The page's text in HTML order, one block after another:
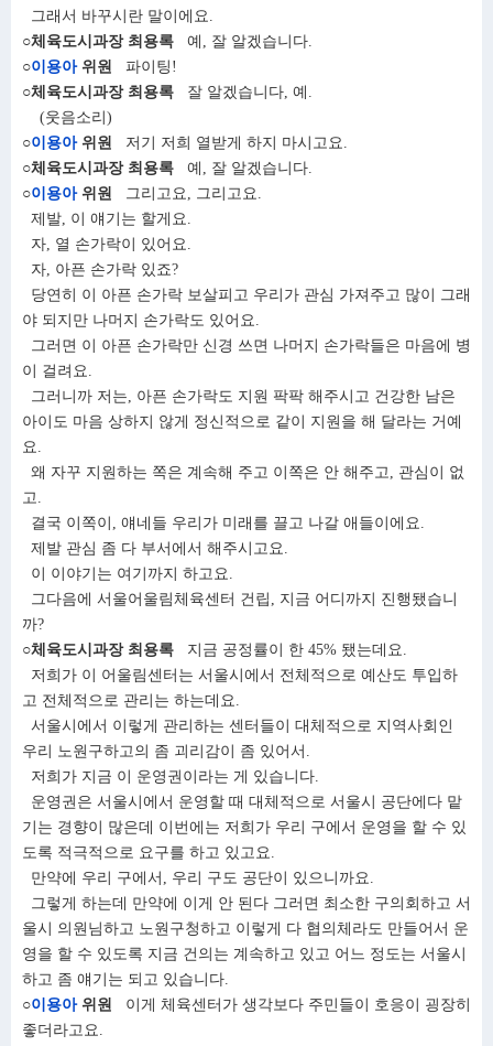
그래서 바꾸시란 말이에요.
○체육도시과장 최용록 예, 잘 알겠습니다.
○이용아위원
파이팅!
○체육도시과장 최용록 잘 알겠습니다, 예.
(웃음소리)
○이용아위원
저기 저희 열받게 하지 마시고요.
○체육도시과장 최용록 예, 잘 알겠습니다.
○이용아위원
그리고요, 그리고요.
제발, 이 얘기는 할게요.
자, 열 손가락이 있어요.
자, 아픈 손가락 있죠?
당연히 이 아픈 손가락 보살피고 우리가 관심 가져주고 많이 그래
야 되지만 나머지 손가락도 있어요.
그러면 이 아픈 손가락만 신경 쓰면 나머지 손가락들은 마음에 병
이 걸려요.
그러니까 저는, 아픈 손가락도 지원 팍팍 해주시고 건강한 남은
아이도 마음 상하지 않게 정신적으로 같이 지원을 해 달라는 거예
요.
왜 자꾸 지원하는 쪽은 계속해 주고 이쪽은 안 해주고, 관심이 없
고.
결국 이쪽이, 얘네들 우리가 미래를 끌고 나갈 애들이에요.
제발 관심 좀 다 부서에서 해주시고요.
이 이야기는 여기까지 하고요.
그다음에 서울어울림체육센터 건립, 지금 어디까지 진행됐습니
까?
○체육도시과장 최용록 지금 공정률이 한 45% 됐는데요.
저희가 이 어울림센터는 서울시에서 전체적으로 예산도 투입하
고 전체적으로 관리는 하는데요.
서울시에서 이렇게 관리하는 센터들이 대체적으로 지역사회인
우리 노원구하고의 좀 괴리감이 좀 있어서.
저희가 지금 이 운영권이라는 게 있습니다.
운영권은 서울시에서 운영할 때 대체적으로 서울시 공단에다 맡
기는 경향이 많은데 이번에는 저희가 우리 구에서 운영을 할 수 있
도록 적극적으로 요구를 하고 있고요.
만약에 우리 구에서, 우리 구도 공단이 있으니까요.
그렇게 하는데 만약에 이게 안 된다 그러면 최소한 구의회하고 서
울시 의원님하고 노원구청하고 이렇게 다 협의체라도 만들어서 운
영을 할 수 있도록 지금 건의는 계속하고 있고 어느 정도는 서울시
하고 좀 얘기는 되고 있습니다.
○이용아위원
이게 체육센터가 생각보다 주민들이 호응이 굉장히
좋더라고요.